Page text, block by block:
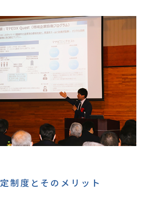
制度とそのメリット